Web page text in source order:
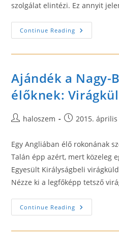
szolgálat elintézi. Ez annyit
Continue Reading Virágküldő
Szolgálat
Hálózattal!
Ajándék a Nagy-
élőknek:
Posthaloszem
Post2015.
Egy Angliában élő rokonának
Talán épp azért, mert közeleg
Egyesült Királyságbeli
Nézze ki a legfőképp tetsző
Continue Reading Ajándék
A